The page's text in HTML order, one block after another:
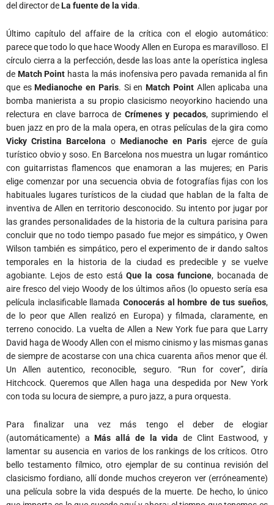
del director deLa fuente de la vida.
Último capítulo del affaire de la crítica con el elogio automático:
parece que todo lo que hace Woody Allen en Europa es maravilloso. El
círculo cierra a la perfección, desde las loas ante la operística inglesa
de Match Point hasta la más inofensiva pero pavada remanida al fin
que esMedianoche en Paris. Si enMatch PointAllen aplicaba una
bomba manierista a su propio clasicismo neoyorkino haciendo una
relectura en clave barroca de Crímenes y pecados, suprimiendo el
buen jazz en pro de la mala opera, en otras películas de la gira como
Vicky Cristina Barcelona o Medianoche en Paris ejerce de guía
turístico obvio y soso. En Barcelona nos muestra un lugar romántico
con guitarristas flamencos que enamoran a las mujeres; en Paris
elige comenzar por una secuencia obvia de fotografías fijas con los
habituales lugares turísticos de la ciudad que hablan de la falta de
inventiva de Allen en territorio desconocido. Su intento por jugar por
las grandes personalidades de la historia de la cultura parisina para
concluir que no todo tiempo pasado fue mejor es simpático, y Owen
Wilson también es simpático, pero el experimento de ir dando saltos
temporales en la historia de la ciudad es predecible y se vuelve
agobiante. Lejos de esto está Que la cosa funcione, bocanada de
aire fresco del viejo Woody de los últimos años (lo opuesto sería esa
película inclasificable llamada Conocerás al hombre de tus sueños,
de lo peor que Allen realizó en Europa) y filmada, claramente, en
terreno conocido. La vuelta de Allen a New York fue para que Larry
David haga de Woody Allen con el mismo cinismo y las mismas ganas
de siempre de acostarse con una chica cuarenta años menor que él.
Un Allen autentico, reconocible, seguro. “Run for cover”, diría
Hitchcock. Queremos que Allen haga una despedida por New York
con toda su locura de siempre, a puro jazz, a pura orquesta.
Para finalizar una vez más tengo el deber de elogiar
(automáticamente) aMás allá de la vida de Clint Eastwood, y
lamentar su ausencia en varios de los rankings de los críticos. Otro
bello testamento fílmico, otro ejemplar de su continua revisión del
clasicismo fordiano, allí donde muchos creyeron ver (erróneamente)
una película sobre la vida después de la muerte. De hecho, lo único